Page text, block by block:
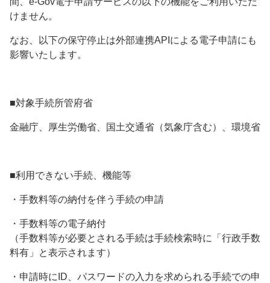
けません。
なお、以下の保守停止は外部連携APIによる電子申請にも
影響いたします。
■対象手続所管府省
金融庁、厚生労働省、国土交通省（気象庁含む）、環境省
■利用できない手続、機能等
・手数料等の納付を伴う手続の申請
・手数料等の電子納付
（手数料等が必要とされる手続は手続検索時に「行政手数
料有」と表示されます）
・申請時にID、パスワードの入力を求められる手続での申